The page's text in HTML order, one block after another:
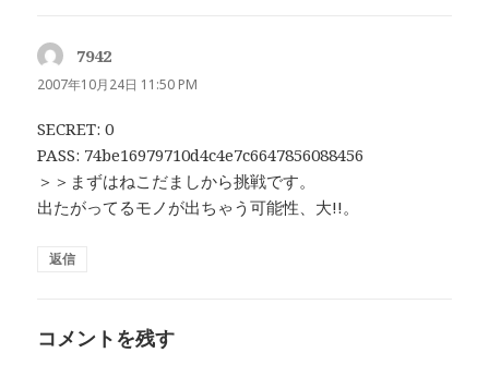
7942
り:
2007年10月24日 11:50 PM
SECRET: 0
PASS: 74be16979710d4c4e7c6647856088456
＞＞まずはねこだましから挑戦です。
出たがってるモノが出ちゃう可能性、大!!。
返信
コメントを残す